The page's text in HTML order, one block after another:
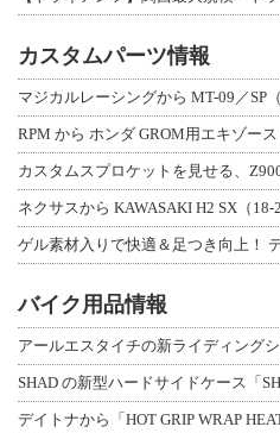
カスタムパーツ情報
ネクサスから KAWASAKI H2 SX（
バイク用品情報
SHAD の新型ハードサイドケース「
デイトナから「HOT GRIP WRAP